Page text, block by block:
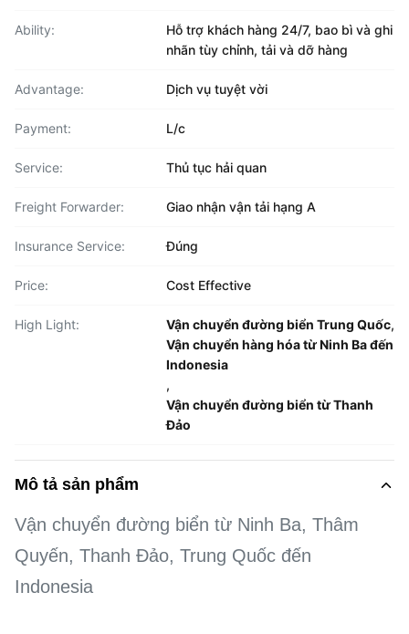
Ability:
Hỗ trợ khách hàng 24/7, bao bì và ghi
nhãn tùy chỉnh, tải và dỡ hàng
Advantage: Dịch vụ tuyệt vời
Payment: L/c
Service: Thủ tục hải quan
Freight Forwarder: Giao nhận vận tải hạng A
Insurance Service: Đúng
Price: Cost Effective
High Light: Vận chuyển đường biển Trung Quốc,
Vận chuyển hàng hóa từ Ninh Ba đến
Indonesia
,
Vận chuyển đường biển từ Thanh
Đảo
Mô tả sản phẩm
Vận chuyển đường biển từ Ninh Ba, Thâm
Quyến, Thanh Đảo, Trung Quốc đến
Indonesia